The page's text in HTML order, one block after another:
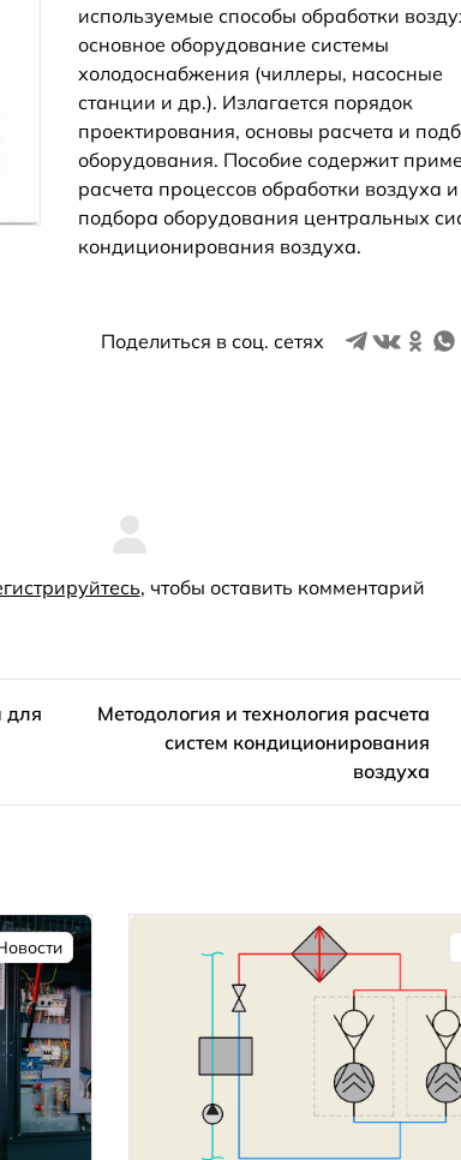
используемые способы обработки
основное оборудование системы
холодоснабжения (чиллеры, насосные
станции и др.). Излагается порядок
проектирования, основы расчета и
оборудования. Пособие содержит
расчета процессов обработки воздуха и
подбора оборудования центральных
кондиционирования воздуха.
Поделиться в соц. сетях
, чтобы оставить комментарий
для
Методология и технология расчета
систем кондиционирования
воздуха